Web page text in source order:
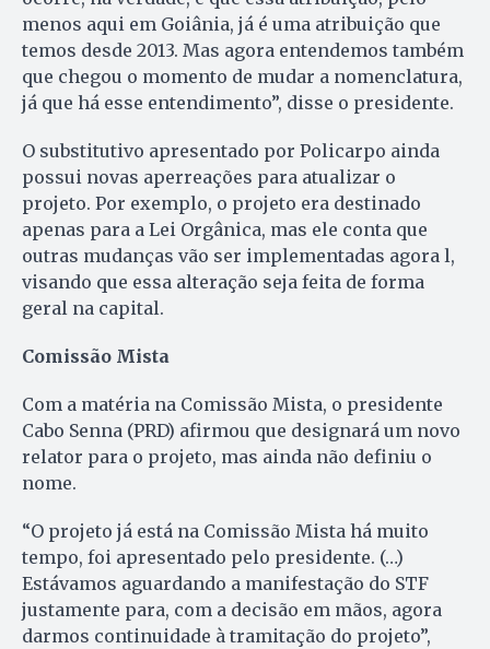
menos aqui em Goiânia, já é uma atribuição que
temos desde 2013. Mas agora entendemos também
que chegou o momento de mudar a nomenclatura,
já que há esse entendimento”, disse o presidente.
O substitutivo apresentado por Policarpo ainda
possui novas aperreações para atualizar o
projeto. Por exemplo, o projeto era destinado
apenas para a Lei Orgânica, mas ele conta que
outras mudanças vão ser implementadas agora l,
visando que essa alteração seja feita de forma
geral na capital.
Comissão Mista
Com a matéria na Comissão Mista, o presidente
Cabo Senna (PRD) afirmou que designará um novo
relator para o projeto, mas ainda não definiu o
nome.
“O projeto já está na Comissão Mista há muito
tempo, foi apresentado pelo presidente. (…)
Estávamos aguardando a manifestação do STF
justamente para, com a decisão em mãos, agora
darmos continuidade à tramitação do projeto”,